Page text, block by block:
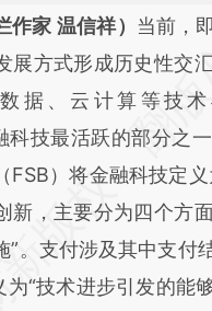
头增加这段话：
图存在偏差。不代表
作家 温信祥） 当前，
展方式形成历史性交
据、云计算等技
科技最活跃的部分之
FSB）将金融科技定
新，主要分为四个方
”。支付涉及其中支付
为“技术进步引发的能